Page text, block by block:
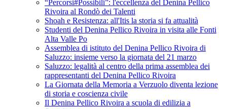
“Percorsi#Possibili”: l'eccellenza del Denina Pellico
Rivoira al Rondò dei Talenti
Shoah e Resistenza: all'Itis la storia si fa attualità
Studenti del Denina Pellico Rivoira in visita alle Fonti
Alta Valle Po
Assemblea di istituto del Denina Pellico Rivoira di
Saluzzo: insieme verso la giornata del 21 marzo
Saluzzo: legalità al centro della prima assemblea dei
rappresentanti del Denina Pellico Rivoira
La Giornata della Memoria a Verzuolo diventa lezione
di storia e coscienza civile
Il Denina Pellico Rivoira a scuola di edilizia a